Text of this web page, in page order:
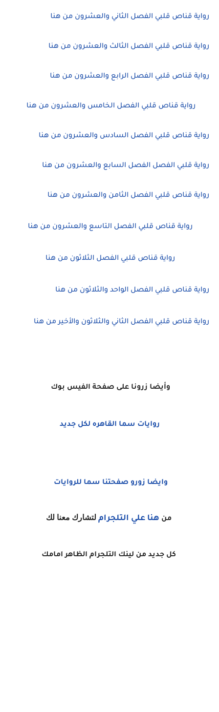
رواية قناص قلبي الفصل الثاني والعشرون من هنا
رواية قناص قلبي الفصل الثالث والعشرون من هنا
رواية قناص قلبي الفصل الرابع والعشرون من هنا
رواية قناص قلبي الفصل الخامس والعشرون من هنا
رواية قناص قلبي الفصل السادس والعشرون من هنا
رواية قلبي الفصل الفصل السابع والعشرون من هنا
رواية قناص قلبي الفصل الثامن والعشرون من هنا
رواية قناص قلبي الفصل التاسع والعشرون من هنا
رواية قناص قلبي الفصل الثلاثون من هنا
رواية قناص قلبي الفصل الواحد والثلاثون من هنا
رواية قناص قلبي الفصل الثاني والثلاثون والأخير من هنا
وأيضا زرونا على صفحة الفيس بوك
روايات سما القاهره لكل جديد
وايضا زورو صفحتنا سما للروايات
من هنا علي التلجرام لتشارك معنا لك
كل جديد من لينك التلجرام الظاهر امامك